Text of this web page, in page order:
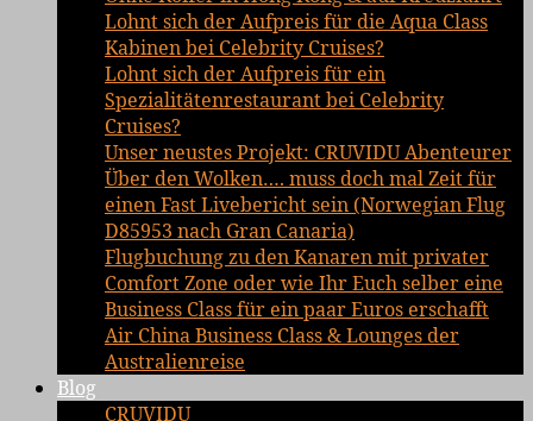
Lohnt sich der Aufpreis für die Aqua Class
Kabinen bei Celebrity Cruises?
Lohnt sich der Aufpreis für ein
Spezialitätenrestaurant bei Celebrity
Cruises?
Unser neustes Projekt: CRUVIDU Abenteurer
Über den Wolken…. muss doch mal Zeit für
einen Fast Livebericht sein (Norwegian Flug
D85953 nach Gran Canaria)
Flugbuchung zu den Kanaren mit privater
Comfort Zone oder wie Ihr Euch selber eine
Business Class für ein paar Euros erschafft
Air China Business Class & Lounges der
Australienreise
Blog
CRUVIDU